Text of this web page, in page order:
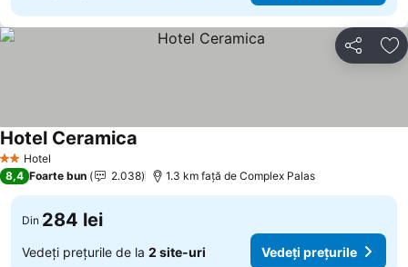
Distribuiți
2 SteleHotel
Hotel Ceramica
8,4 Foarte bun 2.038 1.3 km faţă de Complex Palas
Din 284 lei
Vedeți prețurile de la 2 site-uri Vedeți prețurile